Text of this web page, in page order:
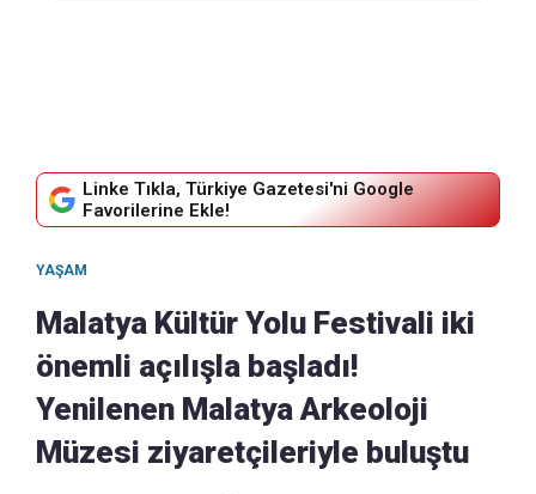
Linke Tıkla, Türkiye Gazetesi'ni Google
Favorilerine Ekle!
YAŞAM
Malatya Kültür Yolu Festivali iki
önemli açılışla başladı!
Yenilenen Malatya Arkeoloji
Müzesi ziyaretçileriyle buluştu